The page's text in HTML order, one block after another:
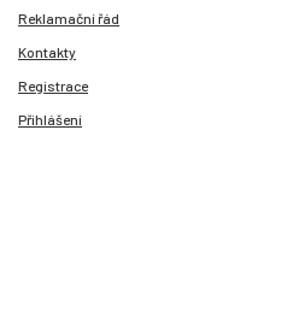
Reklamační řád
Kontakty
Registrace
Přihlášení